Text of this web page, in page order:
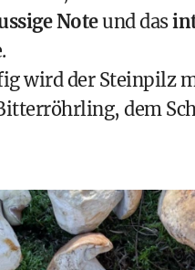
Noteund das
wird der Steinpilz
dem